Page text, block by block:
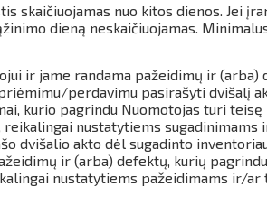
skaičiuojamas nuo kitos dienos. Jei
dieną neskaičiuojamas.
ir jame randama pažeidimų ir (arba)
perdavimu pasirašyti dvišalį
kurio pagrindu Nuomotojas turi teisę
nustatytiems sugadinimams
dvišalio akto dėl sugadinto
ir (arba) defektų, kurių
nustatytiems pažeidimams ir/ar